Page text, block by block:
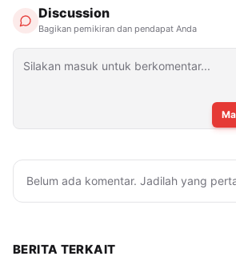
Discussion
Bagikan pemikiran dan pendapat Anda
Belum ada komentar. Jadilah yang
BERITA TERKAIT